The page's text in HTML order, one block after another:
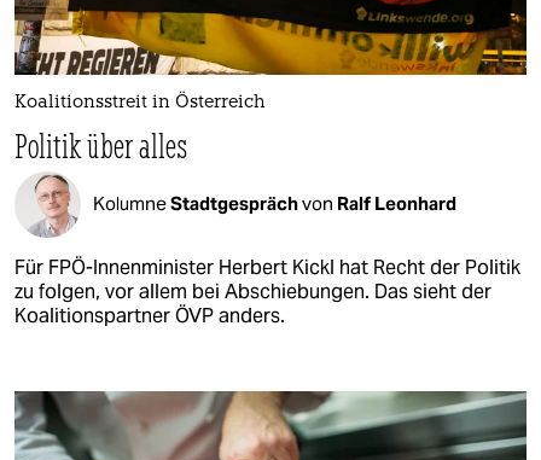
Koalitionsstreit in Österreich
Politik über alles
KolumneStadtgesprächvon Ralf Leonhard
Für FPÖ-Innenminister Herbert Kickl hat Recht der Politik
zu folgen, vor allem bei Abschiebungen. Das sieht der
Koalitionspartner ÖVP anders.